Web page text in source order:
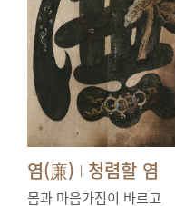
염(廉) | 청렴할 염
몸과 마음가짐이 바르고